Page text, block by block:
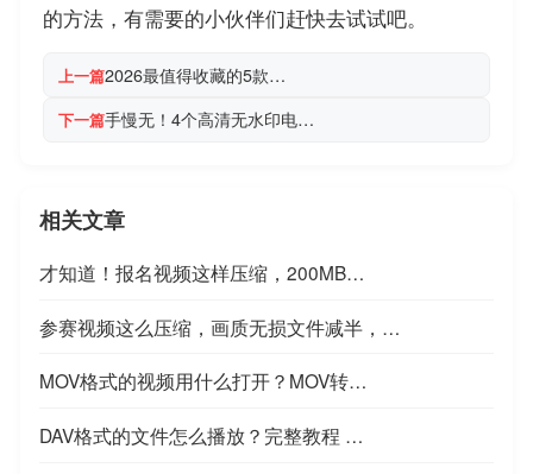
的方法，有需要的小伙伴们赶快去试试吧。
上一篇2026最值得收藏的5款…
下一篇手慢无！4个高清无水印电…
相关文章
才知道！报名视频这样压缩，200MB…
参赛视频这么压缩，画质无损文件减半，…
MOV格式的视频用什么打开？MOV转…
DAV格式的文件怎么播放？完整教程 …